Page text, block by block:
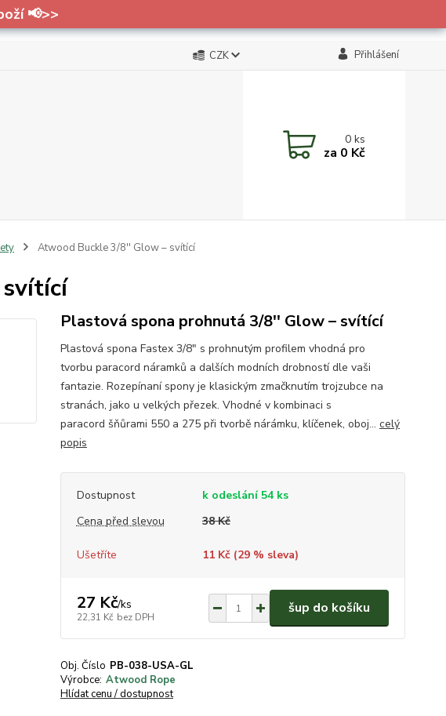
📢>>
CZK Přihlášení
0ks
za 0 Kč
Atwood Buckle 3/8'' Glow – svítící
Plastová spona prohnutá 3/8'' Glow – svítící
Plastová spona Fastex 3/8" s prohnutým profilem vhodná pro
tvorbu paracord náramků a dalších modních drobností dle vaši
fantazie. Rozepínaní spony je klasickým zmačknutím trojzubce na
stranách, jako u velkých přezek. Vhodné v kombinaci s
paracord šňůrami 550 a 275 při tvorbě nárámku, klíčenek, oboj... celý
popis
Dostupnost
k odeslání 54 ks
Cena před slevou
38 Kč
Ušetříte 11 Kč (29% sleva)
27 Kč/ks
22,31 Kč bez DPH
šup do košíku
Obj. Číslo PB-038-USA-GL
Výrobce: Atwood Rope
Hlídat cenu / dostupnost